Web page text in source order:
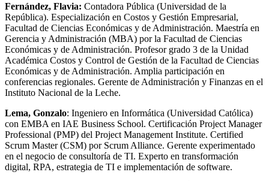
Fernández, Flavia: Contadora Pública (Universidad de la
República). Especialización en Costos y Gestión Empresarial,
Facultad de Ciencias Económicas y de Administración. Maestría en
Gerencia y Administración (MBA) por la Facultad de Ciencias
Económicas y de Administración. Profesor grado 3 de la Unidad
Académica Costos y Control de Gestión de la Facultad de Ciencias
Económicas y de Administración. Amplia participación en
conferencias regionales. Gerente de Administración y Finanzas en el
Instituto Nacional de la Leche.
Lema, Gonzalo: Ingeniero en Informática (Universidad Católica)
con EMBA en IAE Business School. Certificación Project Manager
Professional (PMP) del Project Management Institute. Certified
Scrum Master (CSM) por Scrum Alliance. Gerente experimentado
en el negocio de consultoría de TI. Experto en transformación
digital, RPA, estrategia de TI e implementación de software.